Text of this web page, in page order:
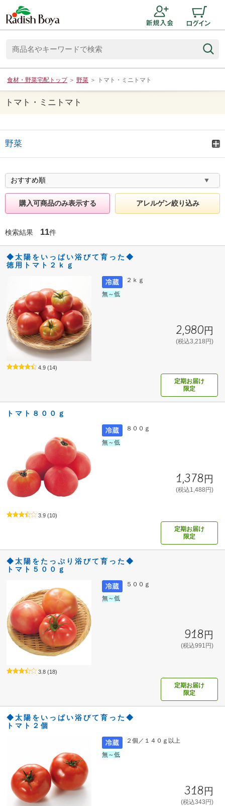
食材・野菜宅配トップ＞野菜 ＞ トマト・ミニトマト
トマト・ミニトマト
野菜
購入可商品のみ表示する アレルゲン絞り込み
検索結果 11件
◆太陽をいっぱい浴びて育った◆
徳用トマト２ｋｇ
２ｋｇ
無～低
2,980円
(税込3,218円)
4.9 (14)
定期お届け
限定
トマト８００ｇ
８００ｇ
無～低
1,378円
(税込1,488円)
3.9 (10)
定期お届け
限定
◆太陽をたっぷり浴びて育った◆
トマト５００ｇ
５００ｇ
無～低
918円
(税込991円)
3.8 (18)
定期お届け
限定
◆太陽をいっぱい浴びて育った◆
トマト２個
２個／１４０ｇ以上
無～低
318円
(税込343円)